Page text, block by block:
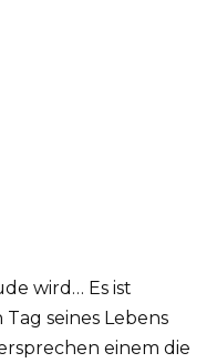
wird… Es ist
seines Lebens
einem die